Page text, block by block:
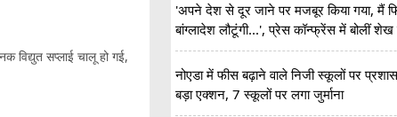
विद्युत सप्लाई चालू हो गई,
'अपने देश से दूर जाने पर मजबूर किया गया, मैं
बांग्लादेश लौटूंगी...', प्रेस कॉन्फ्रेंस में बोलीं शेख
नोएडा में फीस बढ़ाने वाले निजी स्कूलों पर
बड़ा एक्शन, 7 स्कूलों पर लगा जुर्माना